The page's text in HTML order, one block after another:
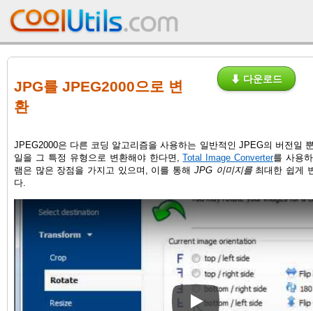
JPG를 JPEG2000으로 변
환
⬇ 다운로드
JPEG2000은 다른 코딩 알고리즘을 사용하는 일반적인 JPEG의 버전일
일을 그 특정 유형으로 변환해야 한다면,Total Image Converter를 사용
램은 많은 장점을 가지고 있으며, 이를 통해 JPG 이미지를최대한 쉽게
다.
How to convert RAW images